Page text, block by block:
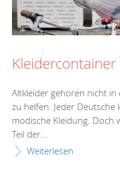
Kleidercontainer
Altkleider gehören nicht
zu helfen. Jeder
modische Kleidung. Doch
Teil der...
Weiterlesen